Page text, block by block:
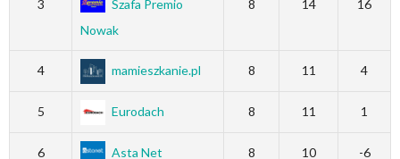
3
Szafa Premio
Nowak
8 14 16
4 mamieszkanie.pl 8 11 4
5 Eurodach 8 11 1
6 Asta Net 8 10 -6